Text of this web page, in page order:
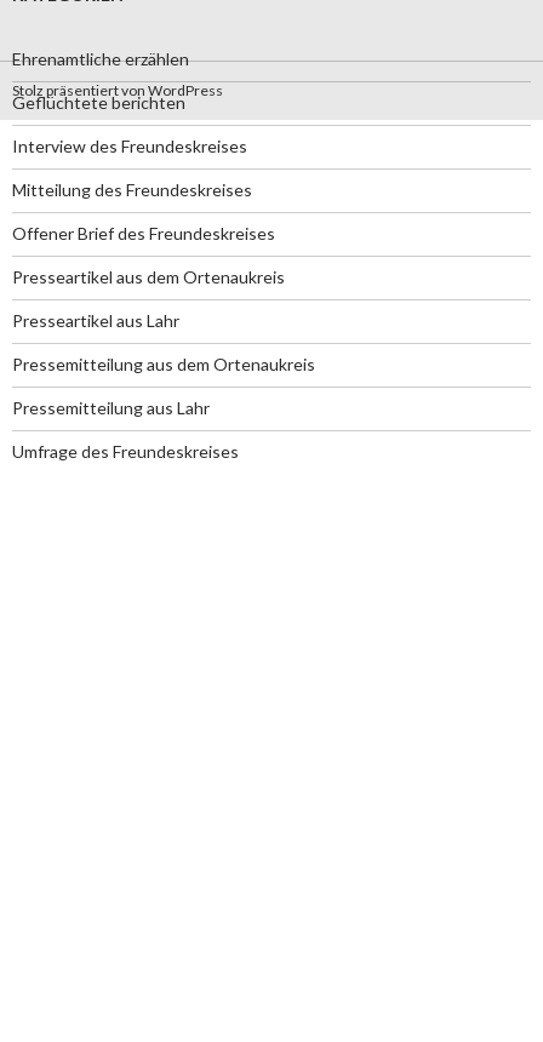
Ehrenamtliche erzählen
Geflüchtete berichten
Interview des Freundeskreises
Mitteilung des Freundeskreises
Offener Brief des Freundeskreises
Presseartikel aus dem Ortenaukreis
Presseartikel aus Lahr
Pressemitteilung aus dem Ortenaukreis
Pressemitteilung aus Lahr
Umfrage des Freundeskreises
Stolz präsentiert von WordPress